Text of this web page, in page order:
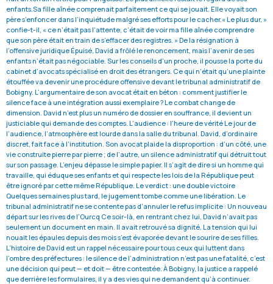
enfants.Sa fille aînée comprenait parfaitement ce qui se jouait. Elle voyait son
père s’enfoncer dans l’inquiétude malgré ses efforts pour le cacher.« Le plus dur, »
confie-t-il, « ce n’était pas l’attente, c’était de voir ma fille aînée comprendre
que son père était en train de s’effacer des registres. » De la résignation à
l’offensive juridique Épuisé, David a frôlé le renoncement, mais l’avenir de ses
enfants n’était pas négociable. Sur les conseils d’un proche, il pousse la porte du
cabinet d’avocats spécialisé en droit des étrangers. Ce qui n’était qu’une plainte
étouffée va devenir une procédure offensive devant le tribunal administratif de
Bobigny. L’argumentaire de son avocat était en béton : comment justifier le
silence face à une intégration aussi exemplaire ? Le combat change de
dimension. David n’est plus un numéro de dossier en souffrance, il devient un
justiciable qui demande des comptes. L’audience : l’heure de vérité Le jour de
l’audience, l’atmosphère est lourde dans la salle du tribunal. David, d’ordinaire
discret, fait face à l’institution. Son avocat plaide la disproportion : d’un côté, une
vie construite pierre par pierre ; de l’autre, un silence administratif qui détruit tout
sur son passage. L’enjeu dépasse le simple papier. Il s’agit de dire si un homme qui
travaille, qui éduque ses enfants et qui respecte les lois de la République peut
être ignoré par cette même République. Le verdict : une double victoire
Quelques semaines plus tard, le jugement tombe comme une libération. Le
tribunal administratif ne se contente pas d’annuler le refus implicite : Un nouveau
départ sur les rives de l’Ourcq Ce soir-là, en rentrant chez lui, David n’avait pas
seulement un document en main. Il avait retrouvé sa dignité. La tension qui lui
nouait les épaules depuis des mois s’est évaporée devant le sourire de ses filles.
L’histoire de David est un rappel nécessaire pour tous ceux qui luttent dans
l’ombre des préfectures : le silence de l’administration n’est pas une fatalité, c’est
une décision qui peut — et doit — être contestée. À Bobigny, la justice a rappelé
que derrière les formulaires, il y a des vies qui ne demandent qu’à continuer.